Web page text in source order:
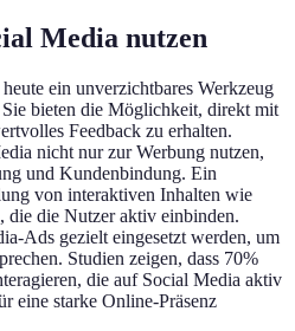
Media nutzen
ein unverzichtbares Werkzeug
bieten die Möglichkeit, direkt mit
Feedback zu erhalten.
nicht nur zur Werbung nutzen,
und Kundenbindung. Ein
von interaktiven Inhalten wie
die die Nutzer aktiv einbinden.
Ads gezielt eingesetzt werden, um
Studien zeigen, dass 70%
die auf Social Media aktiv
eine starke Online-Präsenz